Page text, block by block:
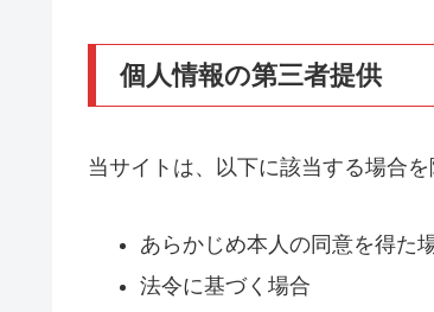
個人情報の第三者提供
当サイトは、以下に該当する場合
あらかじめ本人の同意を得た
法令に基づく場合